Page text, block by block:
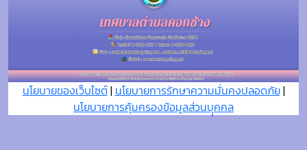
นโยบายของเว็บไซต์| นโยบายการรักษาความมั่นคงปลอดภัย|
นโยบายการคุ้มครองข้อมูลส่วนบุุคคล